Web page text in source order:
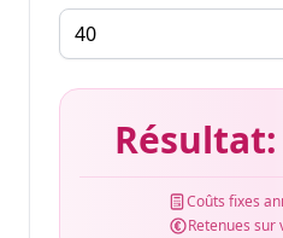
Résultat:
Coûts fixes
Retenues sur